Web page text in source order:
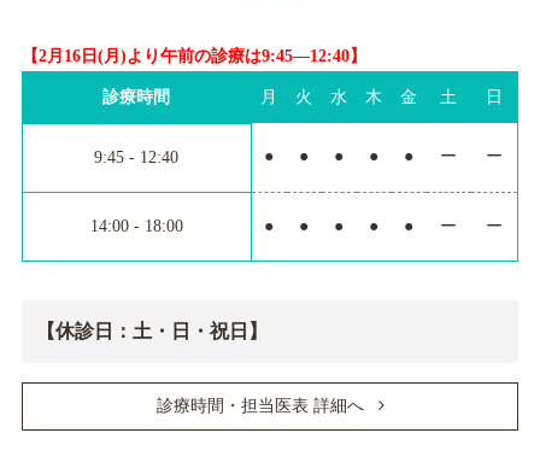
【2月16日(月)より午前の診療は9:45―12:40】
診療時間 月 火 水 木 金 土 日
9:45 - 12:40 ● ● ● ● ● ー ー
14:00 - 18:00 ● ● ● ● ● ー ー
【休診日：土・日・祝日】
診療時間・担当医表 詳細へ